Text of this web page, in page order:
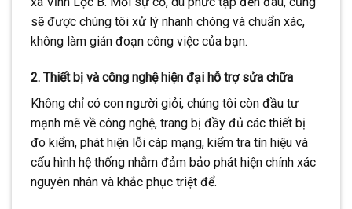
sẽ được chúng tôi xử lý nhanh chóng và chuẩn xác,
không làm gián đoạn công việc của bạn.
2. Thiết bị và công nghệ hiện đại hỗ trợ sửa chữa
Không chỉ có con người giỏi, chúng tôi còn đầu tư
mạnh mẽ về công nghệ, trang bị đầy đủ các thiết bị
đo kiểm, phát hiện lỗi cáp mạng, kiểm tra tín hiệu và
cấu hình hệ thống nhằm đảm bảo phát hiện chính xác
nguyên nhân và khắc phục triệt để.